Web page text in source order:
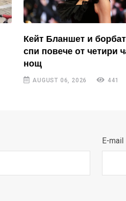
Кейт Бланшет и
спи повече от четири
нощ
AUGUST 06, 2026 441
E-mail